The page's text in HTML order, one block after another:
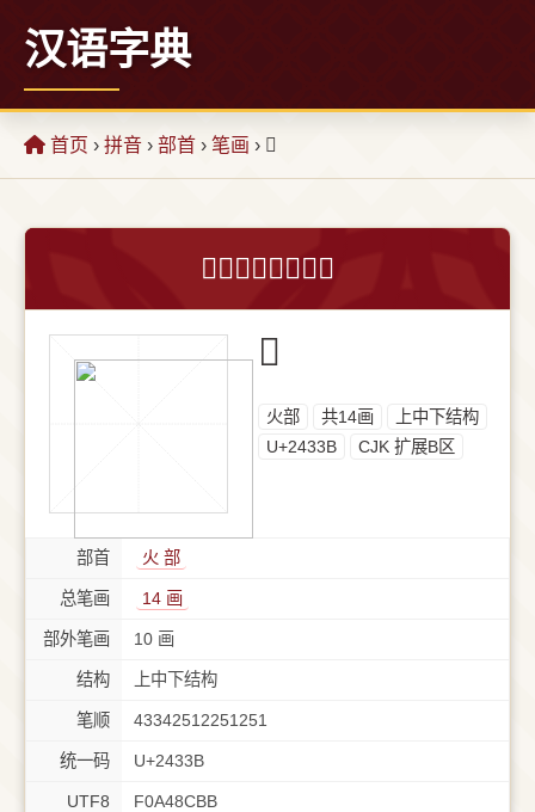
汉语字典
首页 › 拼音 › 部首 › 笔画 › 𤌻
𤌻字的意思和解释
𤌻
⽕部 共14画
上中下结构
U+2433B
CJK 扩展B区
部首 ⽕ 部
总笔画 14 画
部外笔画 10 画
结构 上中下结构
笔顺 43342512251251
统一码 U+2433B
UTF8 F0A48CBB